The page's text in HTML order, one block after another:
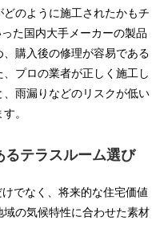
のように施工されたかもチ
た国内大手メーカーの製品
購入後の修理が容易である
プロの業者が正しく施工し
雨漏りなどのリスクが低い
。
るテラスルーム選び
でなく、将来的な住宅価値
の気候特性に合わせた素材